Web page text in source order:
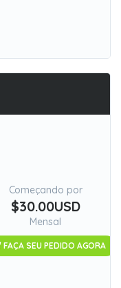
Começando por
$30.00USD
Mensal
FAÇA SEU PEDIDO AGORA